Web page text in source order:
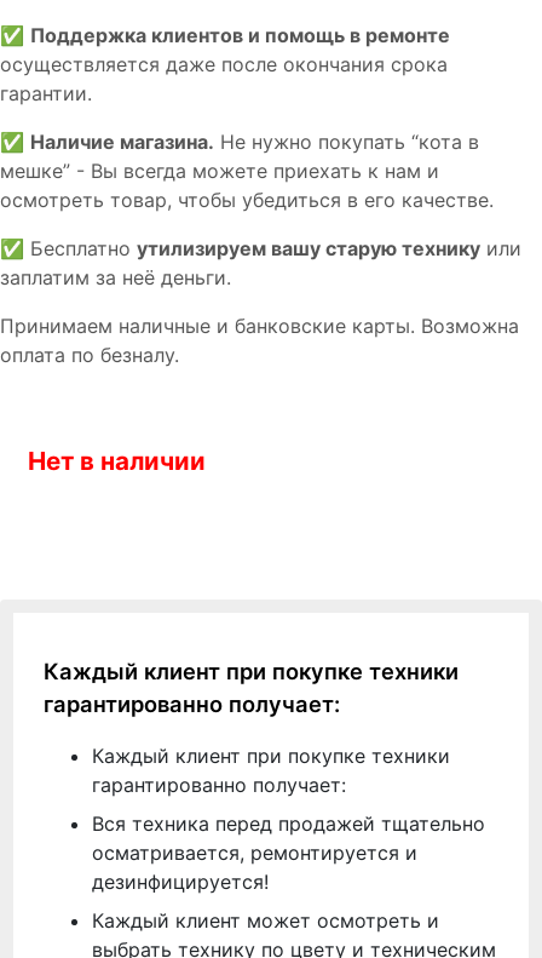
✅ Поддержка клиентов и помощь в ремонте
осуществляется даже после окончания срока
гарантии.
✅ Наличие магазина. Не нужно покупать “кота в
мешке” - Вы всегда можете приехать к нам и
осмотреть товар, чтобы убедиться в его качестве.
✅ Бесплатно утилизируем вашу старую технику или
заплатим за неё деньги.
Принимаем наличные и банковские карты. Возможна
оплата по безналу.
Нет в наличии
Каждый клиент при покупке техники
гарантированно получает:
Каждый клиент при покупке техники
гарантированно получает:
Вся техника перед продажей тщательно
осматривается, ремонтируется и
дезинфицируется!
Каждый клиент может осмотреть и
выбрать технику по цвету и техническим